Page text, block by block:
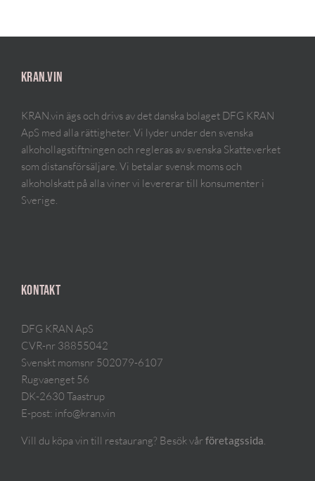
KRAN.VIN
KRAN.vin ägs och drivs av det danska bolaget DFG KRAN
ApS med alla rättigheter. Vi lyder under den svenska
alkohollagstiftningen och regleras av svenska Skatteverket
som distansförsäljare. Vi betalar svensk moms och
alkoholskatt på alla viner vi levererar till konsumenter i
Sverige.
KONTAKT
DFG KRAN ApS
CVR-nr 38855042
Svenskt momsnr 502079-6107
Rugvaenget 56
DK-2630 Taastrup
E-post: info@kran.vin
Vill du köpa vin till restaurang? Besök vårföretagssida